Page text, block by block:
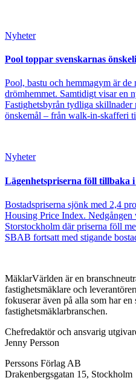
Nyheter
Pool toppar svenskarnas
Pool, bastu och hemmagym är de
drömhemmet. Samtidigt visar en
Fastighetsbyrån tydliga
önskemål – från walk-in-skafferi
Nyheter
Lägenhetspriserna föll tillbaka
Bostadspriserna sjönk med 2,4
Housing Price Index. Nedgången
Storstockholm där priserna föll
SBAB fortsatt med stigande
MäklarVärlden är en
fastighetsmäklare och
fokuserar även på alla som har
fastighetsmäklarbranschen.
Chefredaktör och ansvarig
Jenny Persson
Perssons Förlag AB
Drakenbergsgatan 15, Stockholm